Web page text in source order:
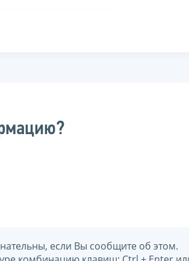
если Вы сообщите об этом.